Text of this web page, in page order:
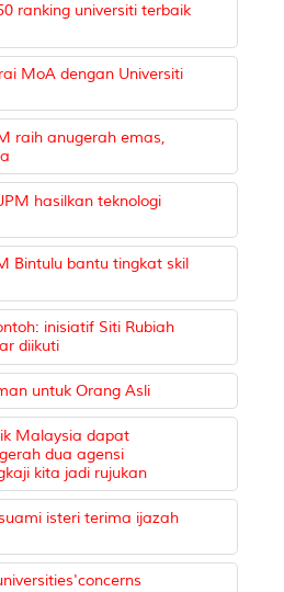
ranking universiti terbaik
MoA dengan Universiti
raih anugerah emas,
hasilkan teknologi
Bintulu bantu tingkat skil
inisiatif Siti Rubiah
diikuti
untuk Orang Asli
Malaysia dapat
dua agensi
kita jadi rujukan
isteri terima ijazah